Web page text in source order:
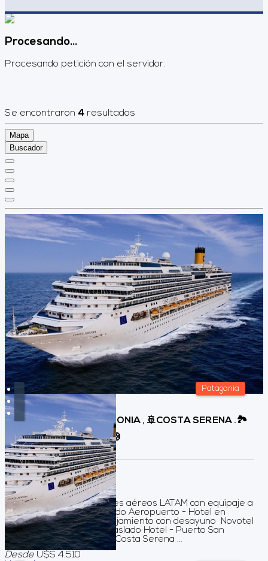
Procesando...
Procesando petición con el servidor.
Se encontraron 4 resultados
Mapa
Buscador
Patagonia
CRUCERO a la PATAGONIA , 🚢COSTA SERENA .🏞️
SALIDA GRUPAL💫⚓🛟
Duración:
15Días14Noches
Servicio Incluidos Pasajes aéreos LATAM con equipaje a
Santiago de Chile Traslado Aeropuerto - Hotel en
Santiago 01 noche dealojamiento con desayuno Novotel
Santiago Providencia Traslado Hotel - Puerto San
Antonio (Chile) Crucero Costa Serena ...
Desde U$S 4.510